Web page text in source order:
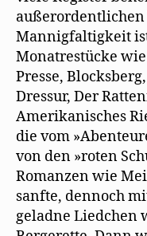
Mannigfaltigkeit
Monatrestücke
Presse,
Dressur, Der
Amerikanisches
die vom
von den »roten
Romanzen wie
sanfte, dennoch
geladne Liedchen